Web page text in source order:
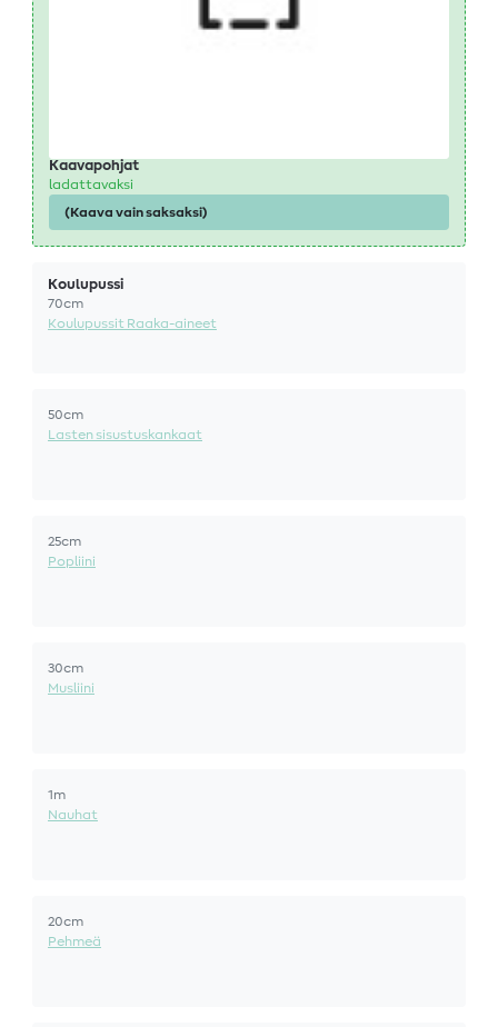
Kaavapohjat
ladattavaksi
(Kaava vain saksaksi)
Koulupussi
70cm
Koulupussit Raaka-aineet
50cm
Lasten sisustuskankaat
25cm
Popliini
30cm
Musliini
1m
Nauhat
20cm
Pehmeä